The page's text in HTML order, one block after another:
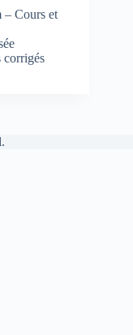
– Cours et
corrigés